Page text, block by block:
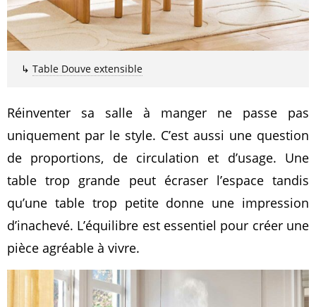
↳ Table Douve extensible
Réinventer sa salle à manger ne passe pas
uniquement par le style. C’est aussi une question
de proportions, de circulation et d’usage. Une
table trop grande peut écraser l’espace tandis
qu’une table trop petite donne une impression
d’inachevé. L’équilibre est essentiel pour créer une
pièce agréable à vivre.